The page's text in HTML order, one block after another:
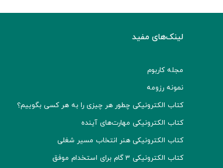
لینک‌های مفید
مجله کاربوم
نمونه رزومه
کتاب الکترونیکی چطور هر چیزی را به هر کسی بگوییم؟
کتاب الکترونیکی مهارت‌های آینده
کتاب الکترونیکی هنر انتخاب مسیر شغلی
کتاب الکترونیکی ۳ گام برای استخدام موفق